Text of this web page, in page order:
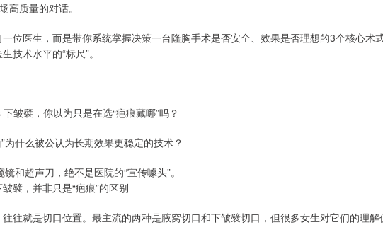
高质量的对话。
位医生，而是带你系统掌握决策一台隆胸手术是否安全、效果是否理想的3个核心术
技术水平的“标尺”。
皱襞，你以为只是在选“疤痕藏哪”吗？
什么被公认为长期效果更稳定的技术？
和超声刀，绝不是医院的“宣传噱头”。
襞，并非只是“疤痕”的区别
往就是切口位置。最主流的两种是腋窝切口和下皱襞切口，但很多女生对它们的理解